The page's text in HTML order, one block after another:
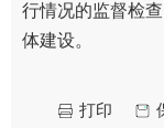
行情况的监督检
体建设。
打印